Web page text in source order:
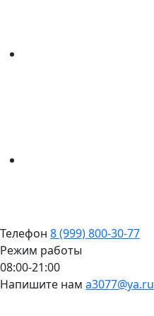
Телефон 8 (999) 800-30-77
Режим работы
08:00-21:00
Напишите нам a3077@ya.ru